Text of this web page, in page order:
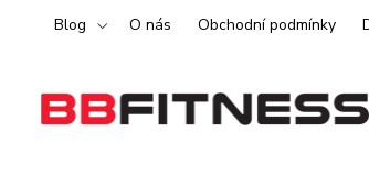
Blog O nás Obchodní podmínky